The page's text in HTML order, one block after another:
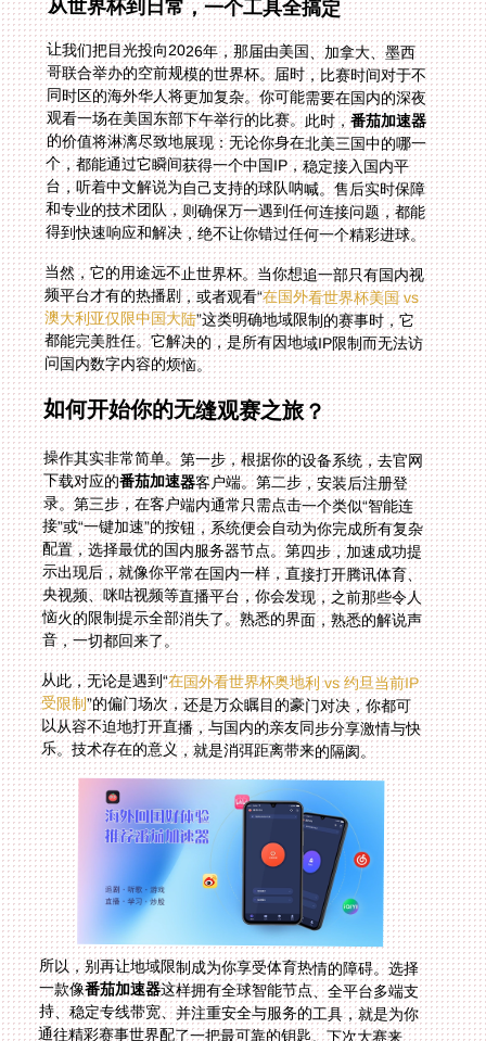
从世界杯到日常，一个工具全搞定
让我们把目光投向2026年，那届由美国、加拿大、墨西
哥联合举办的空前规模的世界杯。届时，比赛时间对于不
同时区的海外华人将更加复杂。你可能需要在国内的深夜
观看一场在美国东部下午举行的比赛。此时，番茄加速器
的价值将淋漓尽致地展现：无论你身在北美三国中的哪一
个，都能通过它瞬间获得一个中国IP，稳定接入国内平
台，听着中文解说为自己支持的球队呐喊。售后实时保障
和专业的技术团队，则确保万一遇到任何连接问题，都能
得到快速响应和解决，绝不让你错过任何一个精彩进球。
当然，它的用途远不止世界杯。当你想追一部只有国内视
频平台才有的热播剧，或者观看“在国外看世界杯美国 vs
澳大利亚仅限中国大陆”这类明确地域限制的赛事时，它
都能完美胜任。它解决的，是所有因地域IP限制而无法访
问国内数字内容的烦恼。
如何开始你的无缝观赛之旅？
操作其实非常简单。第一步，根据你的设备系统，去官网
下载对应的番茄加速器客户端。第二步，安装后注册登
录。第三步，在客户端内通常只需点击一个类似“智能连
接”或“一键加速”的按钮，系统便会自动为你完成所有复杂
配置，选择最优的国内服务器节点。第四步，加速成功提
示出现后，就像你平常在国内一样，直接打开腾讯体育、
央视频、咪咕视频等直播平台，你会发现，之前那些令人
恼火的限制提示全部消失了。熟悉的界面，熟悉的解说声
音，一切都回来了。
从此，无论是遇到“在国外看世界杯奥地利 vs 约旦当前IP
受限制”的偏门场次，还是万众瞩目的豪门对决，你都可
以从容不迫地打开直播，与国内的亲友同步分享激情与快
乐。技术存在的意义，就是消弭距离带来的隔阂。
所以，别再让地域限制成为你享受体育热情的障碍。选择
一款像番茄加速器这样拥有全球智能节点、全平台多端支
持、稳定专线带宽、并注重安全与服务的工具，就是为你
通往精彩赛事世界配了一把最可靠的钥匙。下次大赛来
临，当你周围的外国朋友还在为寻找解说频道而手忙脚乱
时，你已经可以气定神闲地用中文解说，沉浸在那份独有
的乡音与激情中了。在海外怎么看欧洲杯、NBA乃至一切